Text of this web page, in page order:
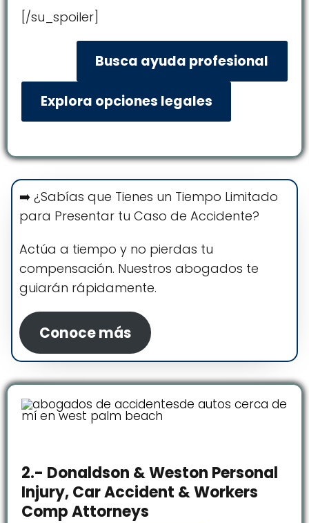
[/su_spoiler]
Busca ayuda profesional
Explora opciones legales
➡️ ¿Sabías que Tienes un Tiempo Limitado
para Presentar tu Caso de Accidente?
Actúa a tiempo y no pierdas tu
compensación. Nuestros abogados te
guiarán rápidamente.
Conoce más
2.- Donaldson & Weston Personal
Injury, Car Accident & Workers
Comp Attorneys